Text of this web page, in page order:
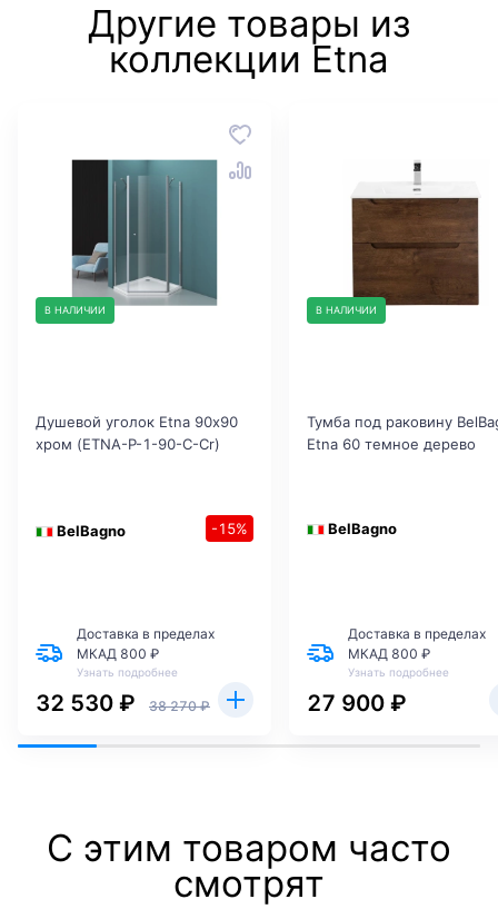
Другие товары из
коллекции Etna
В НАЛИЧИИ
Душевой уголок Etna 90х90
хром (ETNA-P-1-90-C-Cr)
BelBagno -15%
Доставка в пределах
МКАД 800 ₽
Узнать подробнее
32 530 ₽ 38 270 ₽
В НАЛИЧИИ
Тумба под раковину
Etna 60 темное дерево
BelBagno
Доставка в пределах
МКАД 800 ₽
Узнать подробнее
27 900 ₽
С этим товаром часто
смотрят